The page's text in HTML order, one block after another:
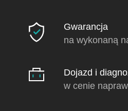
Gwarancja
na wykonaną
Dojazd i
w cenie